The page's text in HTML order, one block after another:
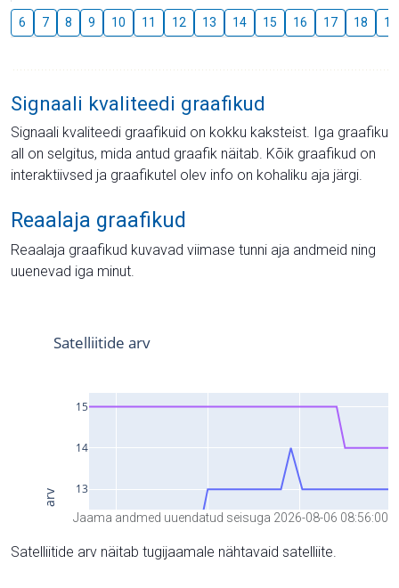
6 7 8 9 10 11 12 13 14 15 16 17 18 19
Signaali kvaliteedi graafikud
Signaali kvaliteedi graafikuid on kokku kaksteist. Iga graafiku
all on selgitus, mida antud graafik näitab. Kõik graafikud on
interaktiivsed ja graafikutel olev info on kohaliku aja järgi.
Reaalaja graafikud
Reaalaja graafikud kuvavad viimase tunni aja andmeid ning
uuenevad iga minut.
Jaama andmed uuendatud seisuga 2026-08-06 08:56:00
Satelliitide arv näitab tugijaamale nähtavaid satelliite.